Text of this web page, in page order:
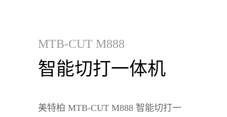
MTB-CUT M888
智能切打一体机
美特柏 MTB-CUT M888 智能切打一